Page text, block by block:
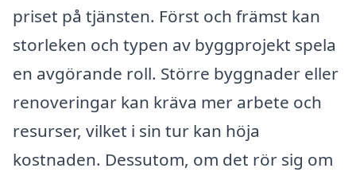
priset på tjänsten. Först och främst kan
storleken och typen av byggprojekt spela
en avgörande roll. Större byggnader eller
renoveringar kan kräva mer arbete och
resurser, vilket i sin tur kan höja
kostnaden. Dessutom, om det rör sig om